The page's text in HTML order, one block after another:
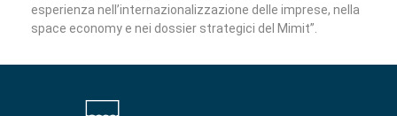
esperienza nell’internazionalizzazione delle imprese, nella
space economy e nei dossier strategici del Mimit”.